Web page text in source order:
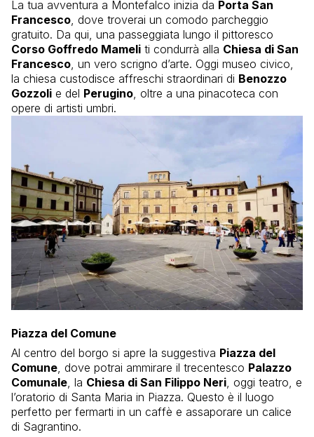
La tua avventura a Montefalco inizia da Porta San
Francesco , dove troverai un comodo parcheggio
gratuito. Da qui, una passeggiata lungo il pittoresco
Corso Goffredo Mameli ti condurrà alla Chiesa di San
Francesco , un vero scrigno d’arte. Oggi museo civico,
la chiesa custodisce affreschi straordinari di Benozzo
Gozzoli e del Perugino , oltre a una pinacoteca con
opere di artisti umbri.
Piazza del Comune
Al centro del borgo si apre la suggestiva Piazza del
Comune, dove potrai ammirare il trecentesco Palazzo
Comunale, la Chiesa di San Filippo Neri, oggi teatro, e
l’oratorio di Santa Maria in Piazza. Questo è il luogo
perfetto per fermarti in un caffè e assaporare un calice
di Sagrantino.